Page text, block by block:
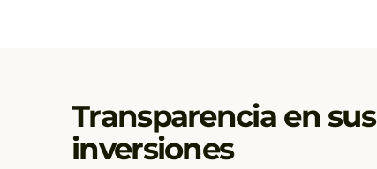
Transparencia en sus
inversiones